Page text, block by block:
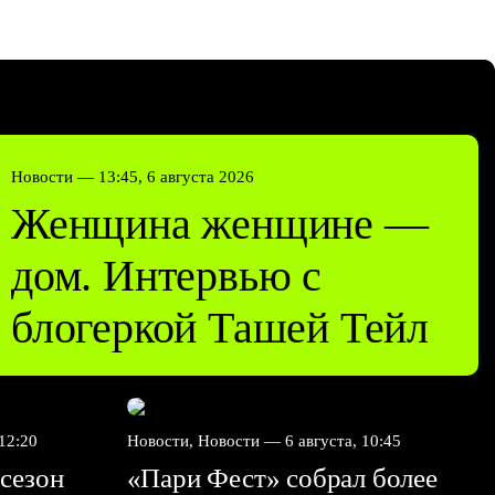
Новости — 13:45, 6 августа 2026
Женщина женщине —
дом. Интервью с
блогеркой Ташей Тейл
Новости, Новости — 6 августа, 10:45
«Пари Фест» собрал более